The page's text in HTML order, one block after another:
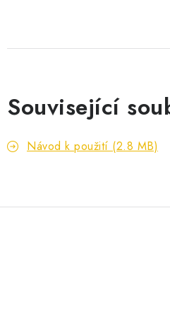
Související
Návod k použití (2.8 MB)